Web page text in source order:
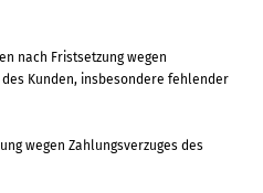
nach Fristsetzung wegen
Kunden, insbesondere fehlender
wegen Zahlungsverzuges des